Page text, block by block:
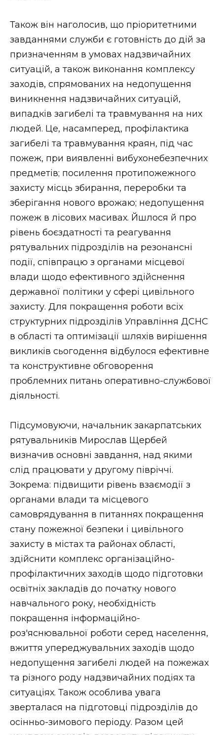
Також він наголосив, що пріоритетними
завданнями служби є готовність до дій за
призначенням в умовах надзвичайних
ситуацій, а також виконання комплексу
заходів, спрямованих на недопущення
виникнення надзвичайних ситуацій,
випадків загибелі та травмування на них
людей. Це, насамперед, профілактика
загибелі та травмування краян, під час
пожеж, при виявленні вибухонебезпечних
предметів; посилення протипожежного
захисту місць збирання, переробки та
зберігання нового врожаю; недопущення
пожеж в лісових масивах. Йшлося й про
рівень боєздатності та реагування
рятувальних підрозділів на резонансні
події, співпрацю з органами місцевої
влади щодо ефективного здійснення
державної політики у сфері цивільного
захисту. Для покращення роботи всіх
структурних підрозділів Управління ДСНС
в області та оптимізації шляхів вирішення
викликів сьогодення відбулося ефективне
та конструктивне обговорення
проблемних питань оперативно-службової
діяльності.
Підсумовуючи‚ начальник закарпатських
рятувальників Мирослав Щербей
визначив основні завдання, над якими
слід працювати у другому півріччі.
Зокрема: підвищити рівень взаємодії з
органами влади та місцевого
самоврядування в питаннях покращення
стану пожежної безпеки і цивільного
захисту в містах та районах області,
здійснити комплекс організаційно-
профілактичних заходів щодо підготовки
освітніх закладів до початку нового
навчального року, необхідність
покращення інформаційно-
роз'яснювальної роботи серед населення,
вжиття упереджувальних заходів щодо
недопущення загибелі людей на пожежах
та різного роду надзвичайних подіях та
ситуаціях. Також особлива увага
зверталася на підготовці підрозділів до
осінньо-зимового періоду. Разом цей